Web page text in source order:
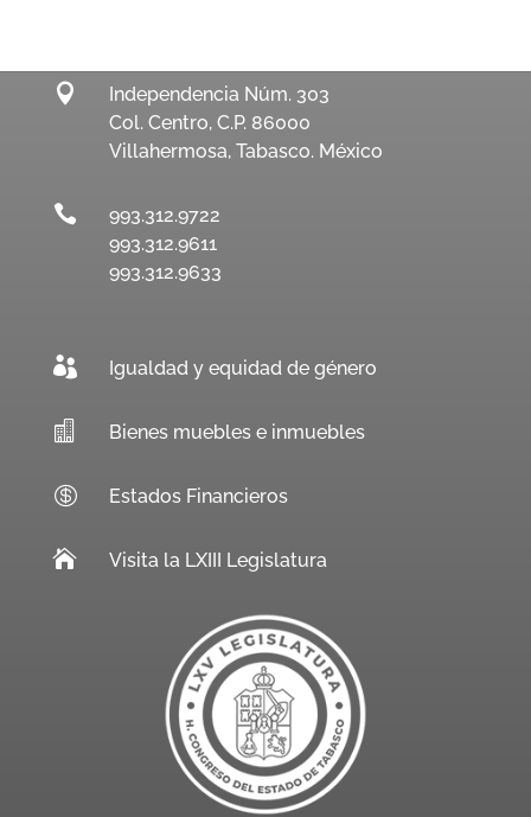

Independencia Núm. 303
Col. Centro, C.P. 86000
Villahermosa, Tabasco. México

993.312.9722
993.312.9611
993.312.9633
 Igualdad y equidad de género
 Bienes muebles e inmuebles
 Estados Financieros
 Visita la LXIII Legislatura